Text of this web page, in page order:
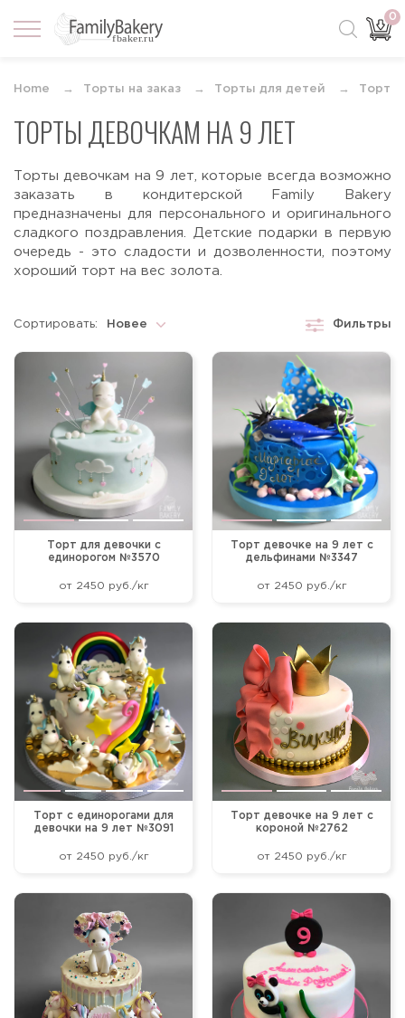
0
Home Торты на заказ Торты для детей Торты
ТОРТЫ ДЕВОЧКАМ НА 9 ЛЕТ
Торты девочкам на 9 лет, которые всегда возможно
заказать в кондитерской Family Bakery
предназначены для персонального и оригинального
сладкого поздравления. Детские подарки в первую
очередь - это сладости и дозволенности, поэтому
хороший торт на вес золота.
Сортировать: Новее
Новее
Старше
По возрастанию цены
По убыванию цены
По популярности
Фильтры
Торт для девочки с
единорогом №3570
от 2450 руб./кг
Торт девочке на 9 лет с
дельфинами №3347
от 2450 руб./кг
Торт с единорогами для
девочки на 9 лет №3091
от 2450 руб./кг
Торт девочке на 9 лет с
короной №2762
от 2450 руб./кг